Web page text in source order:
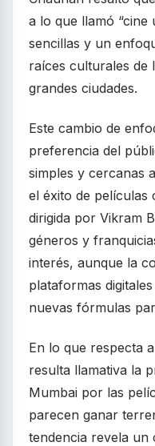
a lo que llamó “cine
sencillas y un
raíces culturales de
grandes ciudades.
Este cambio de
preferencia del
simples y cercanas
el éxito de películas
dirigida por Vikram
géneros y
interés, aunque la
plataformas
nuevas fórmulas
En lo que respecta
resulta llamativa la
Mumbai por las
parecen ganar
tendencia revela un